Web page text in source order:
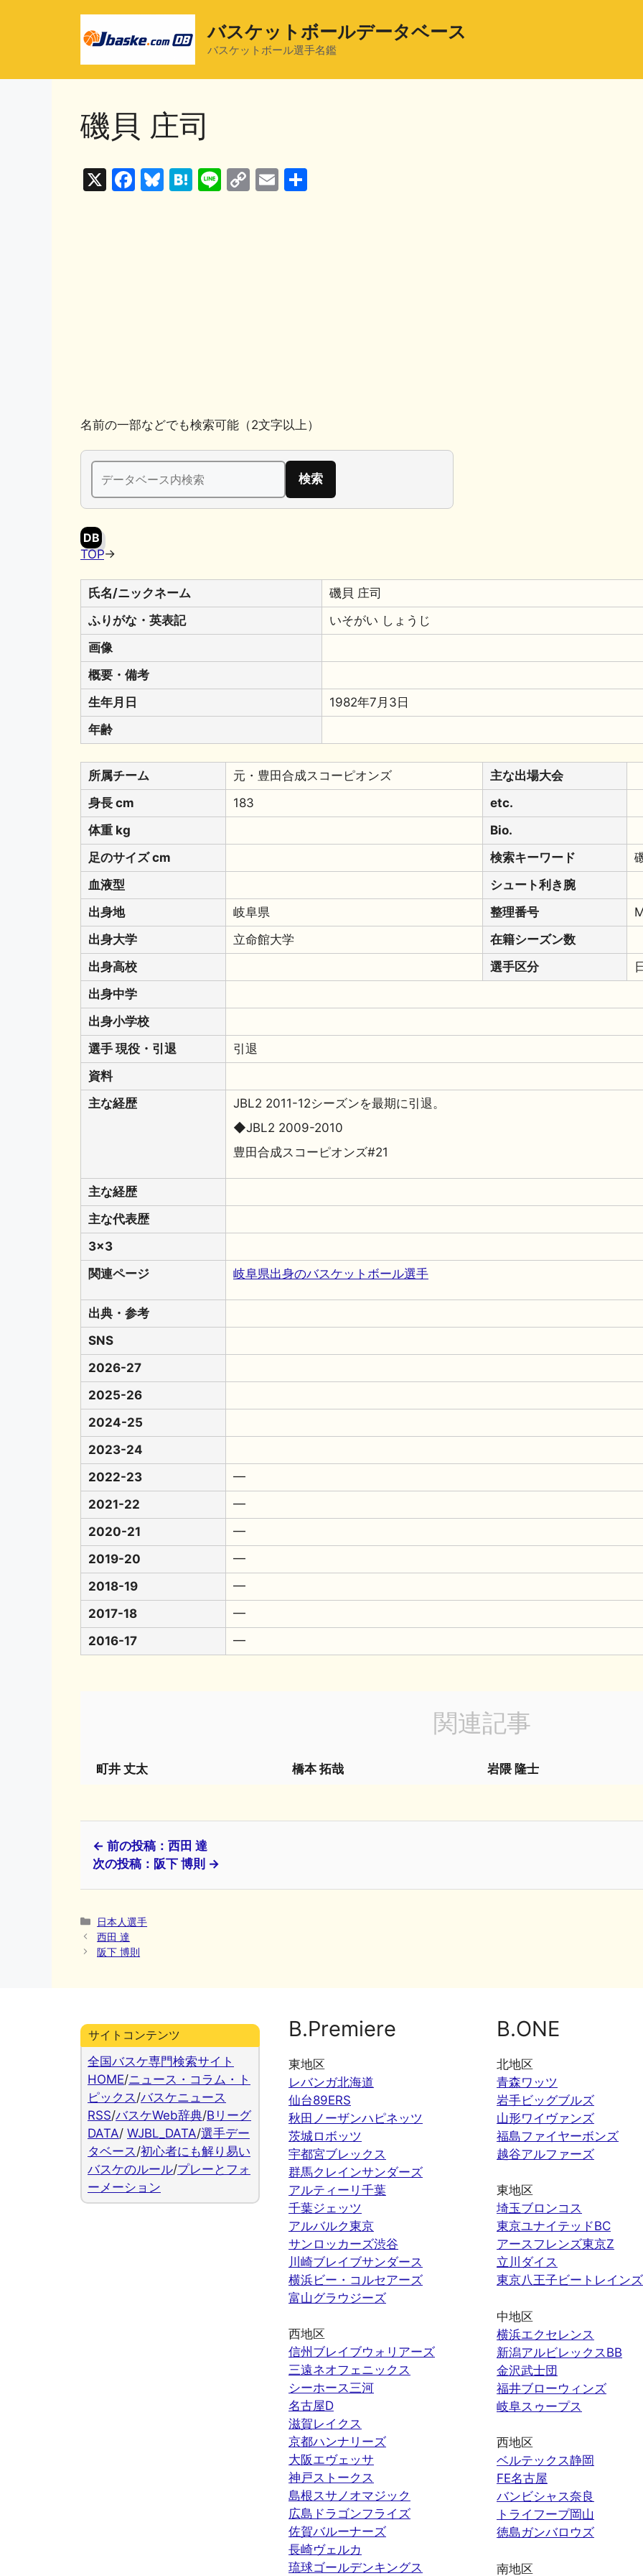
ツ
バスケットボールデータベース
バスケットボール選手名鑑
磯貝 庄司
X
F
Bl H
Li C
E
名前の一部などでも検索可能（2文字以上）
検
索:
DB
TOP→
氏名/ニックネーム
磯貝 庄司
ふりがな・英表記
いそがい しょうじ
画像
概要・備考
生年月日
1982年7月3日
年齢
所属チーム 元・豊田合成スコーピオンズ
主な出場大会
身長 cm
183
etc.
体重 kg
Bio.
足のサイズ cm
検索キーワード
血液型
シュート利き腕
出身地
岐阜県 整理番号
出身大学
立命館大学
在籍シーズン数
出身高校
選手区分
出身中学
出身小学校
選手 現役・引退
引退
資料
主な経歴
JBL2 2011-12シーズンを最期に引退。
◆JBL2 2009-2010
豊田合成スコーピオンズ#21
主な経歴
主な代表歴
3x3
関連ページ
岐阜県出身のバスケットボール選手
出典・参考
SNS
2026-27
2025-26
2024-25
2023-24
2022-23
━
2021-22
━
2020-21
━
2019-20
━
2018-19
━
2017-18
━
2016-17
━
関連記事
町井 丈太 橋本 拓哉 岩隈 隆士
← 前の投稿：西田 達
次の投稿：阪下 博則 →
カ
テ
ゴ
日本人選手
西田 達
阪下 博則
サイトコンテンツ
全国バスケ専門検索サイト
HOME/ニュース・コラム・ト
ピックス /バスケニュース
RSS/バスケWeb辞典/Bリーグ
DATA/ WJBL_DATA/選手デー
タベース /初心者にも解り易い
バスケのルール/プレーとフォ
ーメーション
B.Premiere
東地区
レバンガ北海道
仙台89ERS
秋田ノーザンハピネッツ
茨城ロボッツ
宇都宮ブレックス
群馬クレインサンダーズ
アルティーリ千葉
千葉ジェッツ
アルバルク東京
サンロッカーズ渋谷
川崎ブレイブサンダース
横浜ビー・コルセアーズ
富山グラウジーズ
西地区
信州ブレイブウォリアーズ
三遠ネオフェニックス
シーホース三河
名古屋D
滋賀レイクス
京都ハンナリーズ
大阪エヴェッサ
神戸ストークス
島根スサノオマジック
広島ドラゴンフライズ
佐賀バルーナーズ
長崎ヴェルカ
琉球ゴールデンキングス
B.ONE
北地区
青森ワッツ
岩手ビッグブルズ
山形ワイヴァンズ
福島ファイヤーボンズ
越谷アルファーズ
東地区
埼玉ブロンコス
東京ユナイテッドBC
アースフレンズ東京Z
立川ダイス
東京八王子ビートレインズ
中地区
横浜エクセレンス
新潟アルビレックスBB
金沢武士団
福井ブローウィンズ
岐阜スゥープス
西地区
ベルテックス静岡
FE名古屋
バンビシャス奈良
トライフープ岡山
徳島ガンバロウズ
南地区